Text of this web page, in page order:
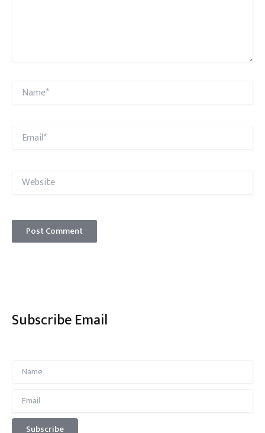
Name*
Email*
Website
Subscribe Email